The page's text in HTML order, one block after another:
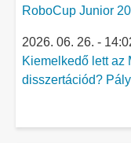
RoboCup Junior
2026. 06. 26. -
Kiemelkedő lett az
disszertációd?